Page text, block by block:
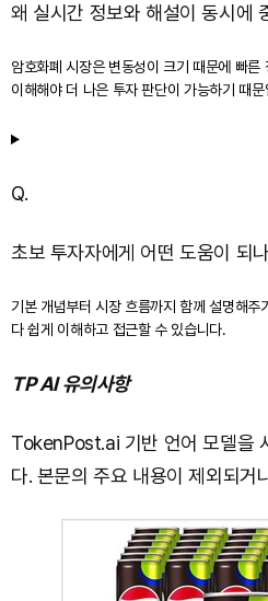
왜 실시간 정보와 해설이 동시에
암호화폐 시장은 변동성이 크기 때문에 빠
이해해야 더 나은 투자 판단이 가능하기 때문
Q.
초보 투자자에게 어떤 도움이 되
기본 개념부터 시장 흐름까지 함께 설명해
다 쉽게 이해하고 접근할 수 있습니다.
TP AI 유의사항
TokenPost.ai 기반 언어 모델을
다. 본문의 주요 내용이 제외되거